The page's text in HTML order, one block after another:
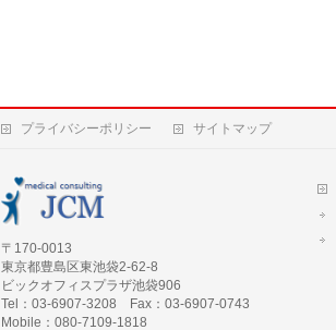
プライバシーポリシー サイトマップ
〒170-0013
東京都豊島区東池袋2-62-8
ビックオフィスプラザ池袋906
Tel：03-6907-3208 Fax：03-6907-0743
Mobile：080-7109-1818